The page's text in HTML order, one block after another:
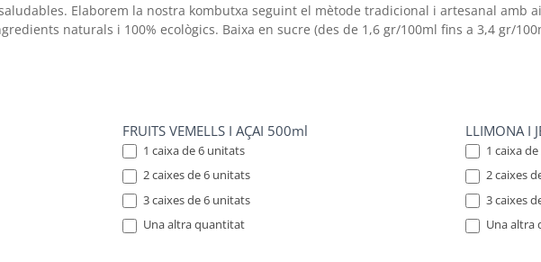
Elaborem la nostra kombutxa seguint el mètode tradicional i artesanal amb
naturals i 100% ecològics. Baixa en sucre (des de 1,6 gr/100ml fins a 3,4 gr/
FRUITS VEMELLS I AÇAI 500ml
1 caixa de 6 unitats
2 caixes de 6 unitats
3 caixes de 6 unitats
Una altra quantitat
LLIMONA I
1 caixa
2 caixes
3 caixes
Una altra